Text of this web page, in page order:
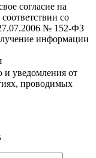
согласие на
со
27.07.2006 № 152-ФЗ
информации
и уведомления от
проводимых